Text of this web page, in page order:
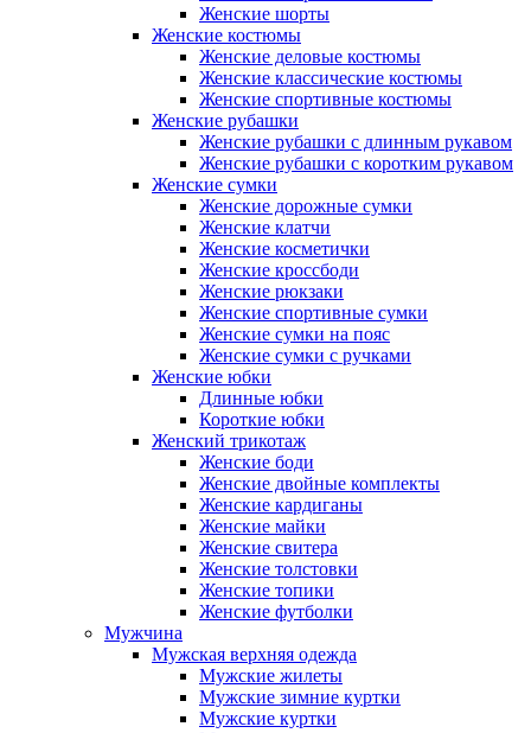
Женские шорты
Женские костюмы
Женские деловые костюмы
Женские классические костюмы
Женские спортивные костюмы
Женские рубашки
Женские рубашки с длинным рукавом
Женские рубашки с коротким рукавом
Женские сумки
Женские дорожные сумки
Женские клатчи
Женские косметички
Женские кроссбоди
Женские рюкзаки
Женские спортивные сумки
Женские сумки на пояс
Женские сумки с ручками
Женские юбки
Длинные юбки
Короткие юбки
Женский трикотаж
Женские боди
Женские двойные комплекты
Женские кардиганы
Женские майки
Женские свитера
Женские толстовки
Женские топики
Женские футболки
Мужчина
Мужская верхняя одежда
Мужские жилеты
Мужские зимние куртки
Мужские куртки